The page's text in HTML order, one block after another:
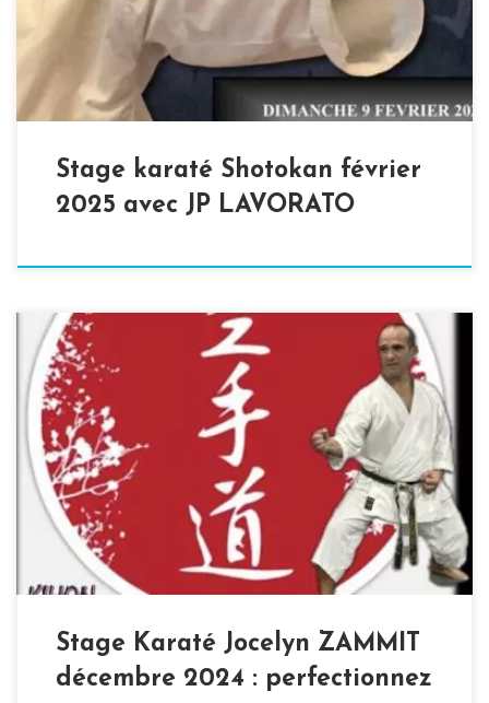
stage, organisé par l’ALTR et l’AKCR, se déroulera au
dojo René Durel, situé […]
Stage karaté Shotokan février
2025 avec JP LAVORATO
Pour clôturer l’année en beauté, l’ALTR Karaté vous
propose un stage Karaté avec Jocelyn ZAMMIT en
décembre 2024, un rendez-vous immanquable pour tous
les licenciés FFK. Sous la direction de Jocelyn ZAMMIT,
6ème dan, ce stage se tiendra au dojo René Durel à
Tourville-la-Rivière, les samedi 21 et dimanche 22 […]
Stage Karaté Jocelyn ZAMMIT
décembre 2024 : perfectionnez